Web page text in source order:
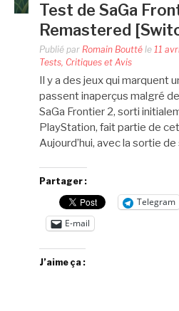
Test de SaGa
Remastered
Publié par Romain Boutté le 11
Tests, Critiques et Avis
Il y a des jeux qui marquent
passent inaperçus malgré
SaGa Frontier 2, sorti
PlayStation, fait partie de
Aujourd’hui, avec la sortie
Partager :
Telegram
E-mail
J’aime ça :